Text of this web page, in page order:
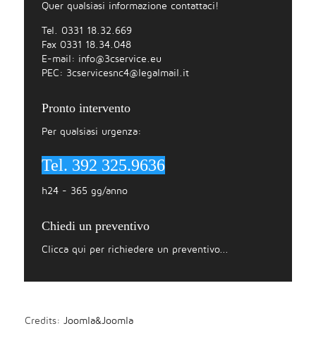
Quer qualsiasi informazione contattaci!
Tel. 0331 18.32.669
Fax 0331 18.34.048
E-mail: info@3cservice.eu
PEC: 3cservicesnc4@legalmail.it
Pronto intervento
Per qualsiasi urgenza:
Tel. 392 325.9636
h24 - 365 gg/anno
Chiedi un preventivo
Clicca qui per richiedere un preventivo...
Credits: Joomla&Joomla